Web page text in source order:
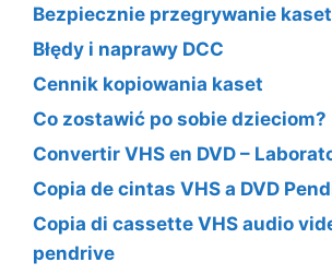
Bezpiecznie przegrywanie kaset
Błędy i naprawy DCC
Cennik kopiowania kaset
Co zostawić po sobie dzieciom?
Convertir VHS en DVD –
Copia de cintas VHS a DVD
Copia di cassette VHS audio
pendrive